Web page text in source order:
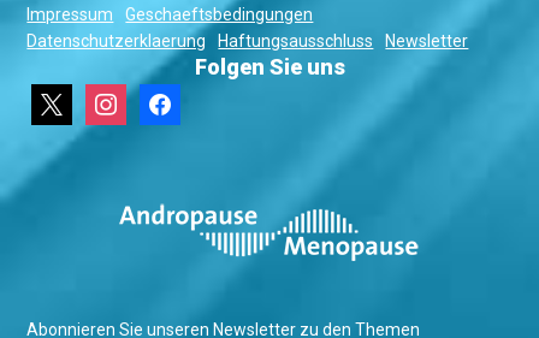
Impressum
Geschaeftsbedingungen
Datenschutzerklaerung
Haftungsausschluss Newsletter
Folgen Sie uns
instagramfacebook
Abonnieren Sie unseren Newsletter zu den Themen